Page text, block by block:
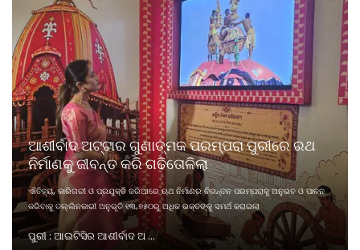
ଆଶୀର୍ବାଦ ଅଟ୍ଟାର ଗୁଣାତ୍ମକ ପରମ୍ପରା ପୁରୀରେ ରଥ
ନିର୍ମାଣକୁ ଜୀବନ୍ତ କରି ଗଢିତୋଳିଲା
ଐତିହ୍ୟ, କାରିଗରୀ ଓ ପ୍ରଯୁକ୍ତି ଜରିଆରେ ଋଥ ନିର୍ମାଣର ଚିରନ୍ତନ ପରମ୍ପରାକୁ ଅନୁଭବ ଓ ପାଳନ
କରିବାକୁ ତଲ୍ଲିନକାରୀ ଅନୁଭୂତି ୧୩,୭୫୦ରୁ ଅଧିକ ଭକ୍ତଙ୍କୁ ସମର୍ଥ କରାଇଲା
ପୁରୀ : ଆଇଟିସିର ଆଶୀର୍ବାଦ ଅ ...